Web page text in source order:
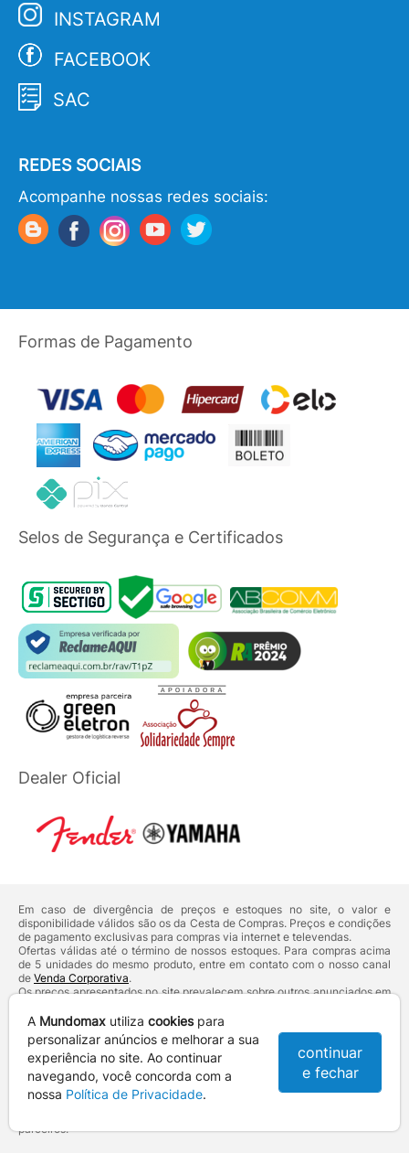
INSTAGRAM
FACEBOOK
SAC
REDES SOCIAIS
Acompanhe nossas redes sociais:
Formas de Pagamento
Selos de Segurança e Certificados
Dealer Oficial
Em caso de divergência de preços e estoques no site, o valor e
disponibilidade válidos são os da Cesta de Compras. Preços e condições
de pagamento exclusivas para compras via internet e televendas.
Ofertas válidas até o término de nossos estoques. Para compras acima
de 5 unidades do mesmo produto, entre em contato com o nosso canal
de Venda Corporativa.
Os preços apresentados no site prevalecem sobre outros anunciados em
Defesa do Consumidor:Lei nº 8.078.
Vendas sujeitas à confirmação de dados e análises de crédito e risco.
Razão Social: Hayamax Distribuidora de Produtos Eletrônicos Ltda -
CNPJ: 01.725.627/0002-53 - Endereço: R. Senador Souza Naves, 9 -
Centro - CEP: 86010-921 - Londrina / PR
Mundomax. 2007 - 2026 - Todos os direitos reservados. - Fotos e
parceiros.
A Mundomax utiliza cookiespara
personalizar anúncios e melhorar a sua
experiência no site. Ao continuar
navegando, você concorda com a
nossa Política de Privacidade.
continuar
e fechar